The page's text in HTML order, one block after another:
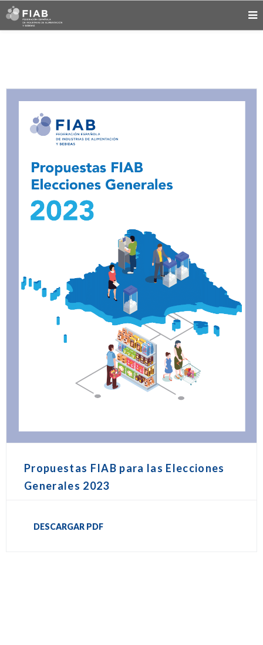
Propuestas FIAB para las Elecciones
Generales 2023
DESCARGAR PDF